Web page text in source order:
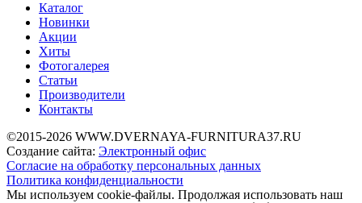
Каталог
Новинки
Акции
Хиты
Фотогалерея
Статьи
Производители
Контакты
©2015-2026 WWW.DVERNAYA-FURNITURA37.RU
Создание сайта: Электронный офис
Согласие на обработку персональных данных
Политика конфиденциальности
Мы используем cookie-файлы. Продолжая использовать наш